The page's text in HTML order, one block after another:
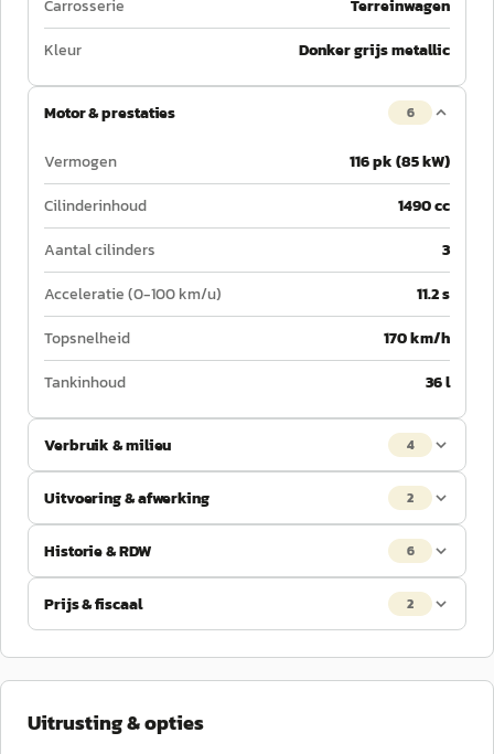
Carrosserie
Terreinwagen
Kleur
Donker grijs metallic
Motor & prestaties 6
Vermogen
116 pk (85 kW)
Cilinderinhoud
1490 cc
Aantal cilinders
3
Acceleratie (0-100 km/u)
11.2 s
Topsnelheid
170 km/h
Tankinhoud
36 l
Verbruik & milieu 4
Uitvoering & afwerking 2
Historie & RDW 6
Prijs & fiscaal 2
Uitrusting & opties